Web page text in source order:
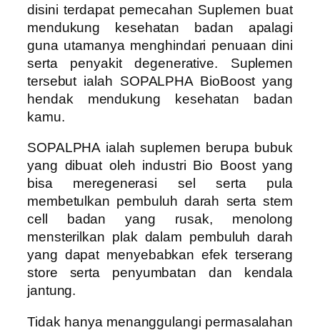
disini terdapat pemecahan Suplemen buat
mendukung kesehatan badan apalagi
guna utamanya menghindari penuaan dini
serta penyakit degenerative. Suplemen
tersebut ialah SOPALPHA BioBoost yang
hendak mendukung kesehatan badan
kamu.
SOPALPHA ialah suplemen berupa bubuk
yang dibuat oleh industri Bio Boost yang
bisa meregenerasi sel serta pula
membetulkan pembuluh darah serta stem
cell badan yang rusak, menolong
mensterilkan plak dalam pembuluh darah
yang dapat menyebabkan efek terserang
store serta penyumbatan dan kendala
jantung.
Tidak hanya menanggulangi permasalahan